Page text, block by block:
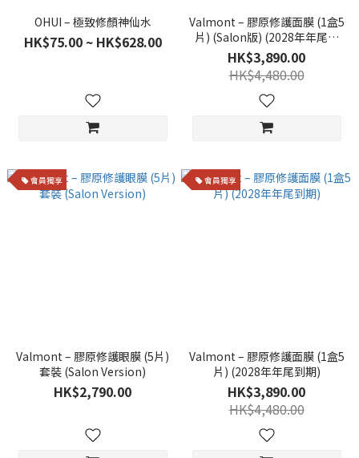
OHUI – 極致修顏神仙水
HK$75.00 ~ HK$628.00
Valmont – 膠原修護面膜 (1盒5
片) (Salon版) (2028年年尾到
期)
HK$3,890.00
HK$4,480.00
會員獨享
Valmont – 膠原修護眼膜 (5片)
套裝 (Salon Version)
HK$2,790.00
會員獨享
Valmont – 膠原修護面膜 (1盒5
片) (2028年年尾到期)
HK$3,890.00
HK$4,480.00